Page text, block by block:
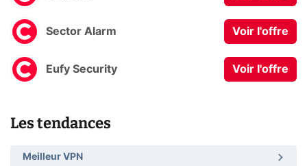
Sector Alarm Voir l'offre
Eufy Security Voir l'offre
Les tendances
Meilleur VPN